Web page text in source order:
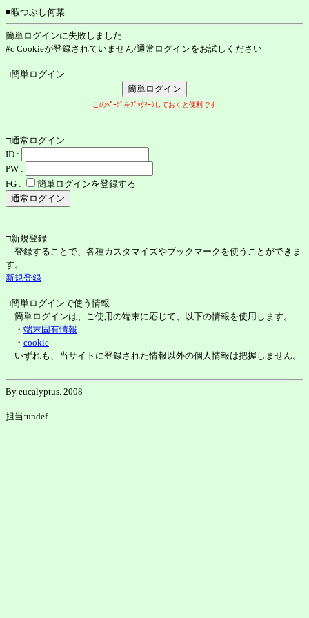
■暇つぶし何某
簡単ログインに失敗しました
#c Cookieが登録されていません/通常ログインをお試しください
□簡単ログイン
このﾍﾟｰｼﾞをﾌﾞｯｸﾏｰｸしておくと便利です
□通常ログイン
ID :
PW :
FG :
簡単ログインを登録する
□新規登録
登録することで、各種カスタマイズやブックマークを使うことができま
す。
新規登録
□簡単ログインで使う情報
簡単ログインは、ご使用の端末に応じて、以下の情報を使用します。
・ 端末固有情報
・ cookie
いずれも、当サイトに登録された情報以外の個人情報は把握しません。
By eucalyptus. 2008
担当:undef